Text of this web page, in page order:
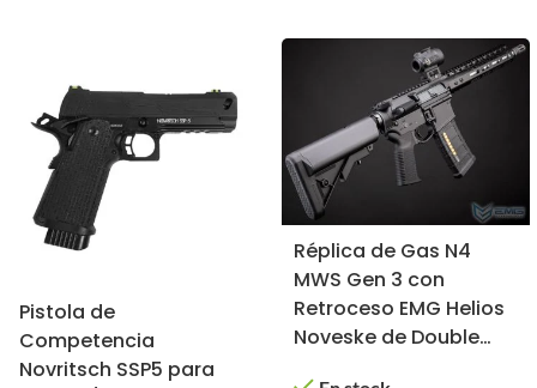
Pistola de
Competencia
Novritsch SSP5 para
Réplica de Gas N4
MWS Gen 3 con
Retroceso EMG Helios
Noveske de Double